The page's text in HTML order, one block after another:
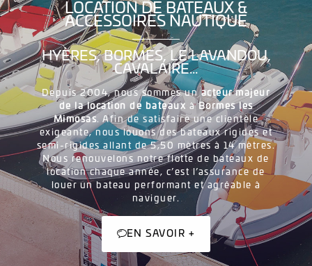
LOCATION DE BATEAUX &
ACCESSOIRES NAUTIQUE
HYÈRES, BORMES, LE LAVANDOU,
CAVALAIRE...
Depuis 2004, nous sommes un acteur majeur
de la location de bateaux àBormes les
Mimosas. Afin de satisfaire une clientèle
exigeante, nous louons des bateaux rigides et
semi-rigides allant de 5,50 mètres à 14 mètres.
Nous renouvelons notre flotte de bateaux de
location chaque année, c’est l’assurance de
louer un bateau performant et agréable à
naviguer.
EN SAVOIR +